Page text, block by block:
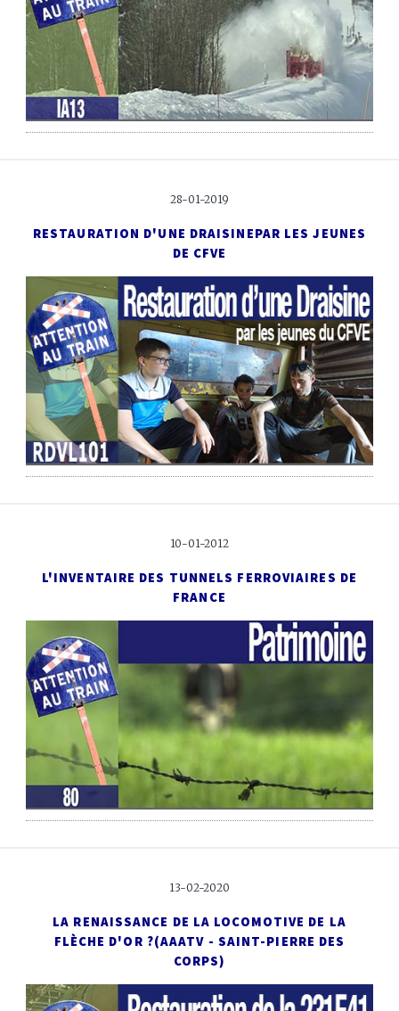
28-01-2019
RESTAURATION D'UNE DRAISINEPAR LES JEUNES
DE CFVE
10-01-2012
L'INVENTAIRE DES TUNNELS FERROVIAIRES DE
FRANCE
13-02-2020
LA RENAISSANCE DE LA LOCOMOTIVE DE LA
FLÈCHE D'OR ?(AAATV - SAINT-PIERRE DES
CORPS)